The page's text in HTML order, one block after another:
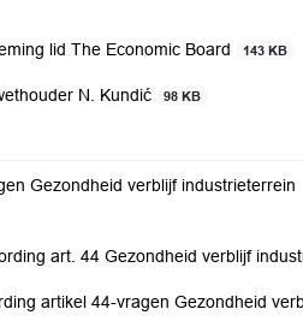
lid The Economic Board
143 KB
N. Kundić 98 KB
Gezondheid verblijf industrieterrein
art. 44 Gezondheid verblijf
artikel 44-vragen Gezondheid